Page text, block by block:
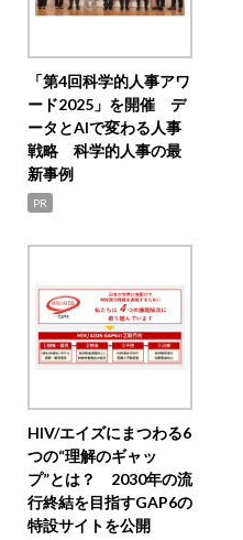
「第4回科学的人事アワ
ード2025」を開催 デ
ータとAIで変わる人事
戦略 科学的人事の最
新事例
PR
HIV/エイズにまつわる6
つの“理解のギャッ
プ”とは？ 2030年の流
行終結を目指すGAP6の
特設サイトを公開